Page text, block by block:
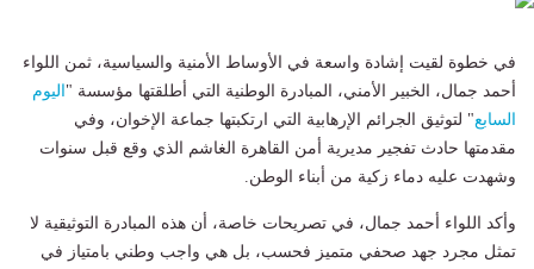
في خطوة لقيت إشادة واسعة في الأوساط الأمنية والسياسية، ثمن اللواء
أحمد جمال، الخبير الأمني، المبادرة الوطنية التي أطلقتها مؤسسة "اليوم
السابع" لتوثيق الجرائم الإرهابية التي ارتكبتها جماعة الإخوان، وفي
مقدمتها حادث تفجير مديرية أمن القاهرة الغاشم الذي وقع قبل سنوات
وشهدت عليه دماء زكية من أبناء الوطن.
وأكد اللواء أحمد جمال، في تصريحات خاصة، أن هذه المبادرة التوثيقية لا
تمثل مجرد جهد صحفي متميز فحسب، بل هي واجب وطني بامتياز في